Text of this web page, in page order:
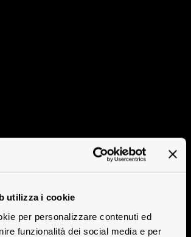
utilizza i cookie
per personalizzare contenuti ed
funzionalità dei social media e per